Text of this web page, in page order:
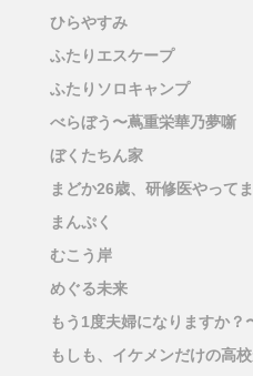
ひらやすみ
ふたりエスケープ
ふたりソロキャンプ
べらぼう〜蔦重栄華乃夢噺
ぼくたちん家
まどか26歳、研修医やってま
まんぷく
むこう岸
めぐる未来
もう1度夫婦になりますか？
もしも、イケメンだけの高